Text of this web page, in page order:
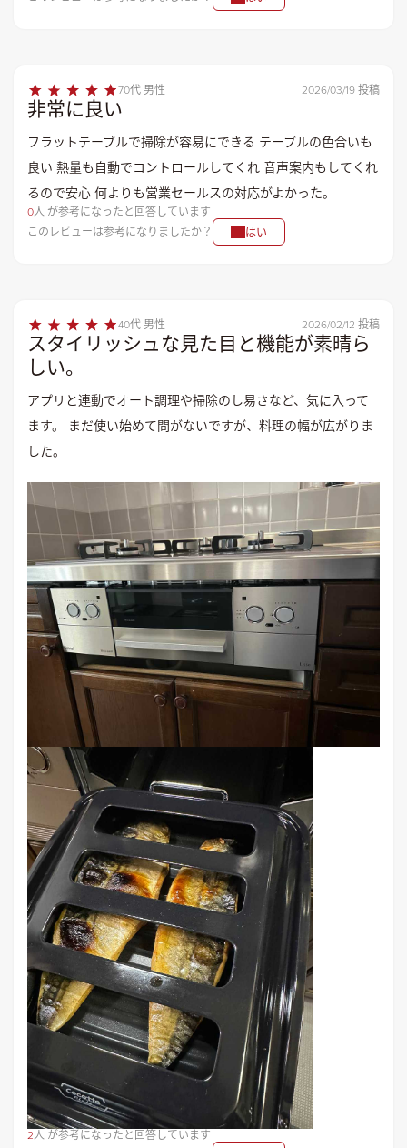
70代 男性 2026/03/19 投稿
非常に良い
フラットテーブルで掃除が容易にできる テーブルの色合いも
良い 熱量も自動でコントロールしてくれ 音声案内もしてくれ
るので安心 何よりも営業セールスの対応がよかった。
0人 が参考になったと回答しています
このレビューは参考になりましたか？
はい
40代 男性 2026/02/12 投稿
スタイリッシュな見た目と機能が素晴ら
しい。
アプリと連動でオート調理や掃除のし易さなど、気に入って
ます。 まだ使い始めて間がないですが、料理の幅が広がりま
した。
2人 が参考になったと回答しています